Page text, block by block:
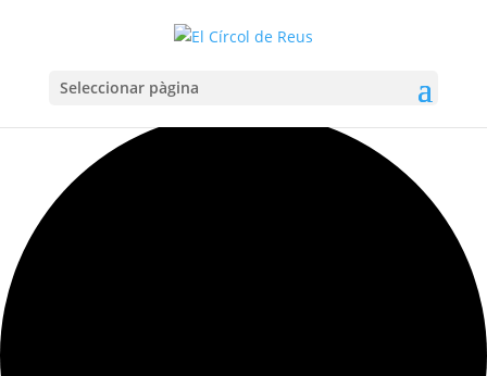
Seleccionar pàgina
Carregant la vista